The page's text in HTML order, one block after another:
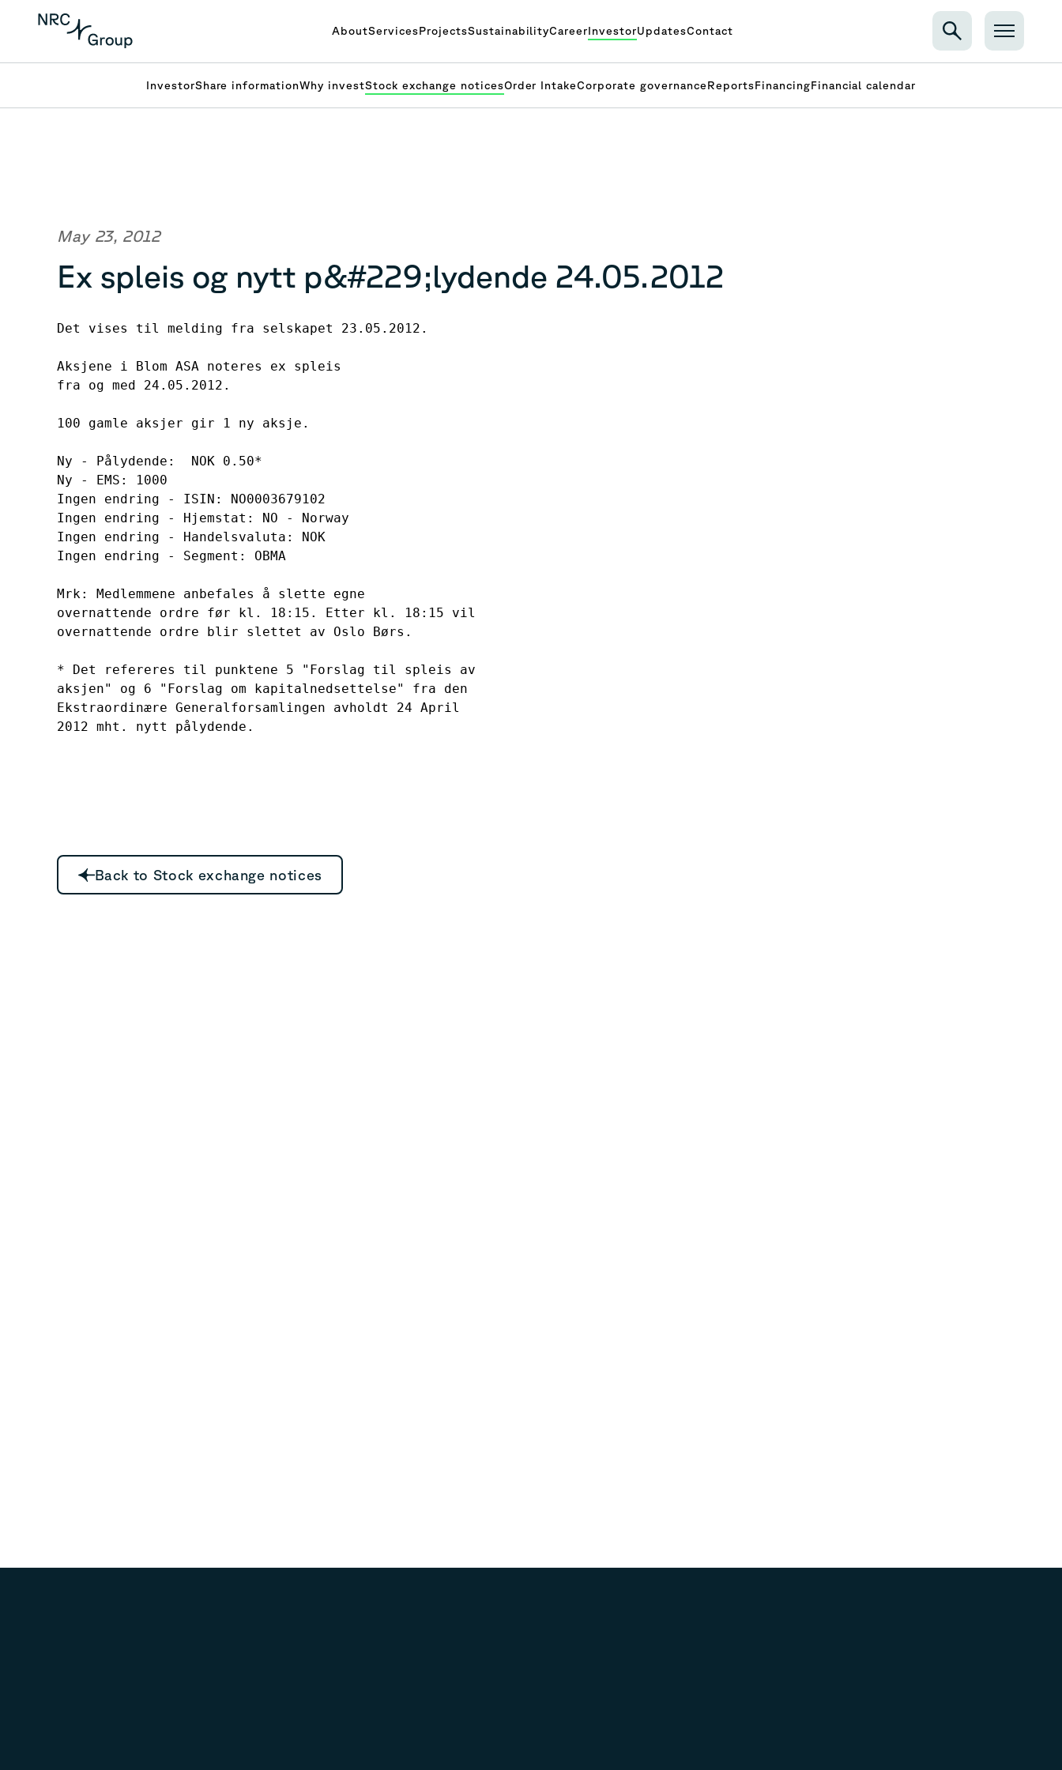
AboutServicesProjectsSustainabilityCareerInvestorUpdatesContact
InvestorShare informationWhy investStock exchange noticesOrder IntakeCorporate governanceReportsFinancingFinancial calendar
May 23, 2012
Ex spleis og nytt p&#229;lydende 24.05.2012
Det vises til melding fra selskapet 23.05.2012.
Aksjene i Blom ASA noteres ex spleis
fra og med 24.05.2012.
100 gamle aksjer gir 1 ny aksje.
Ny - Pålydende:  NOK 0.50*
Ny - EMS: 1000
Ingen endring - ISIN: NO0003679102
Ingen endring - Hjemstat: NO - Norway
Ingen endring - Handelsvaluta: NOK
Ingen endring - Segment: OBMA
Mrk: Medlemmene anbefales å slette egne
overnattende ordre før kl. 18:15. Etter kl. 18:15 vil
overnattende ordre blir slettet av Oslo Børs.
* Det refereres til punktene 5 "Forslag til spleis av
aksjen" og 6 "Forslag om kapitalnedsettelse" fra den
Ekstraordinære Generalforsamlingen avholdt 24 April
2012 mht. nytt pålydende.
Back to Stock exchange notices